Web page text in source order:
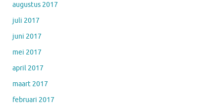
augustus 2017
juli 2017
juni 2017
mei 2017
april 2017
maart 2017
februari 2017